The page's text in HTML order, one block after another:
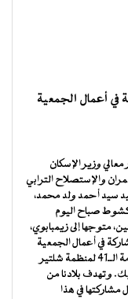
في أعمال الجمعية
معالي وزير الإسكان
والإستصلاح الترابي
سيد أحمد ولد محمد،
صباح اليوم
متوجها إلى زيمبابوي،
في أعمال الجمعية
العامة الــ41 لمنظمة شلتير
وتهدف بلادنا من
مشاركتها في هذا